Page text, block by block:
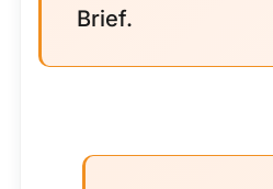
Brief.